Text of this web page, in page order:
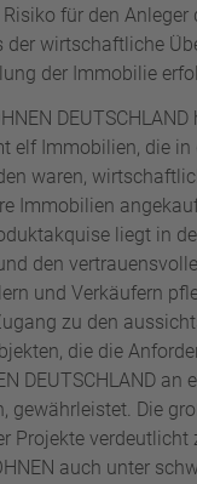
für den Anleger
der wirtschaftliche
der Immobilie
elf Immobilien, die in
waren,
Immobilien
liegt in
den
und Verkäufern
zu den
die die
DEUTSCHLAND an
gewährleistet. Die
Projekte verdeutlicht
auch unter